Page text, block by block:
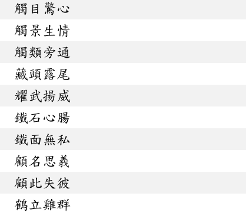
觸目驚心
觸景生情
觸類旁通
藏頭露尾
耀武揚威
鐵石心腸
鐵面無私
顧名思義
顧此失彼
鶴立雞群